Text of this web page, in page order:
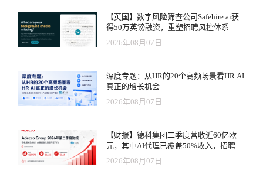
【英国】数字风险筛查公司Safehire.ai获
得50万英镑融资，重塑招聘风控体系
2026年08月07日
深度专题：从HR的20个高频场景看HR AI
真正的增长机会
2026年08月07日
【财报】德科集团二季度营收近60亿欧
元，其中AI代理已覆盖50%收入，招聘服
务进入运营重构阶段
2026年08月07日